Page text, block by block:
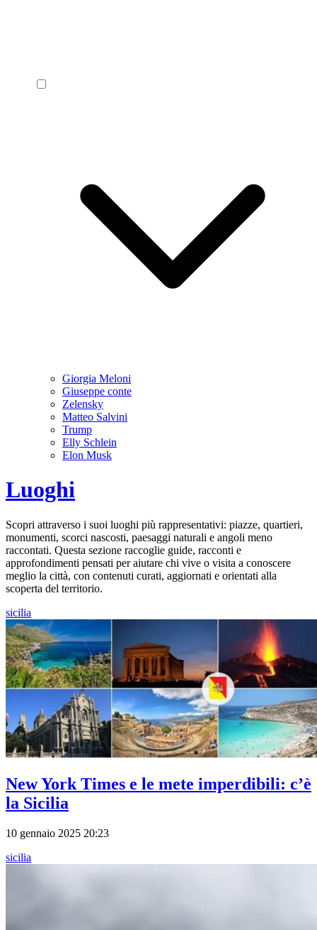
Giorgia Meloni
Giuseppe conte
Zelensky
Matteo Salvini
Trump
Elly Schlein
Elon Musk
Luoghi
Scopri attraverso i suoi luoghi più rappresentativi: piazze, quartieri,
monumenti, scorci nascosti, paesaggi naturali e angoli meno
raccontati. Questa sezione raccoglie guide, racconti e
approfondimenti pensati per aiutare chi vive o visita a conoscere
meglio la città, con contenuti curati, aggiornati e orientati alla
scoperta del territorio.
sicilia
New York Times e le mete imperdibili: c’è
la Sicilia
10 gennaio 2025 20:23
sicilia